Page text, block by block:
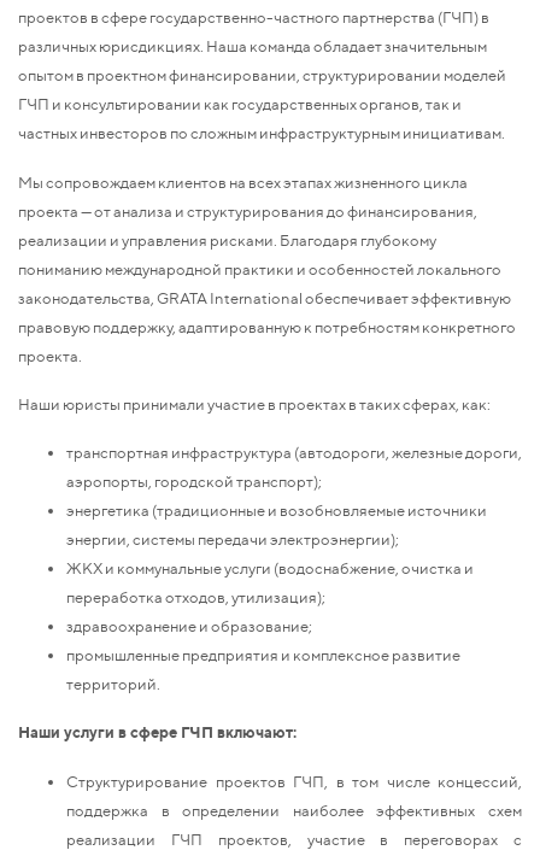
проектов в сфере государственно-частного партнерства (ГЧП) в
различных юрисдикциях. Наша команда обладает значительным
опытом в проектном финансировании, структурировании моделей
ГЧП и консультировании как государственных органов, так и
частных инвесторов по сложным инфраструктурным инициативам.
Мы сопровождаем клиентов на всех этапах жизненного цикла
проекта — от анализа и структурирования до финансирования,
реализации и управления рисками. Благодаря глубокому
пониманию международной практики и особенностей локального
законодательства, GRATA International обеспечивает эффективную
правовую поддержку, адаптированную к потребностям конкретного
проекта.
Наши юристы принимали участие в проектах в таких сферах, как:
транспортная инфраструктура (автодороги, железные дороги,
аэропорты, городской транспорт);
энергетика (традиционные и возобновляемые источники
энергии, системы передачи электроэнергии);
ЖКХ и коммунальные услуги (водоснабжение, очистка и
переработка отходов, утилизация);
здравоохранение и образование;
промышленные предприятия и комплексное развитие
территорий.
Наши услуги в сфере ГЧП включают:
Структурирование проектов ГЧП, в том числе концессий,
поддержка в определении наиболее эффективных схем
реализации ГЧП проектов, участие в переговорах с